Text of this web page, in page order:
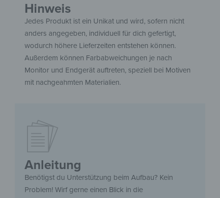
Anleitung
Benötigst du Unterstützung beim Aufbau? Kein
Problem! Wirf gerne einen Blick in die
Hinweis
Jedes Produkt ist ein Unikat und wird, sofern nicht
anders angegeben, individuell für dich gefertigt,
wodurch höhere Lieferzeiten entstehen können.
Außerdem können Farbabweichungen je nach
Monitor und Endgerät auftreten, speziell bei Motiven
mit nachgeahmten Materialien.